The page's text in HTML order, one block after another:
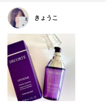
きょうこ